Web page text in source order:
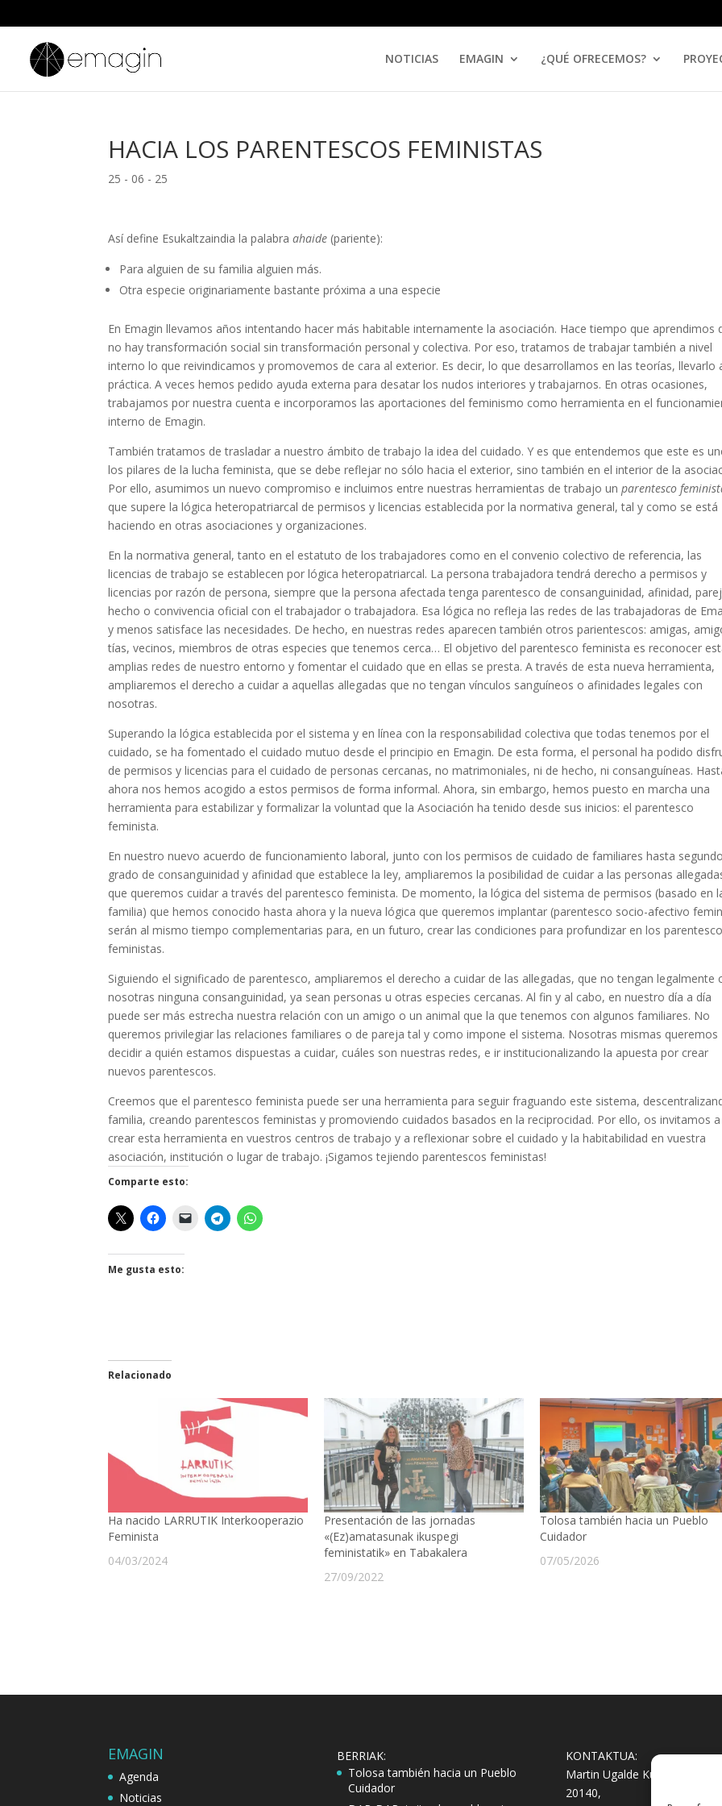
NOTICIAS EMAGIN ¿QUÉ OFRECEMOS?
HACIA LOS PARENTESCOS FEMINISTAS
25 - 06 - 25
Así define Esukaltzaindia la palabraahaide (pariente):
Para alguien de su familia alguien más.
Otra especie originariamente bastante próxima a una especie
En Emagin llevamos años intentando hacer más habitable internamente la asociación. Hace tiempo que aprendimos
no hay transformación social sin transformación personal y colectiva. Por eso, tratamos de trabajar también a nivel
interno lo que reivindicamos y promovemos de cara al exterior. Es decir, lo que desarrollamos en las teorías, llevarlo
práctica. A veces hemos pedido ayuda externa para desatar los nudos interiores y trabajarnos. En otras ocasiones,
trabajamos por nuestra cuenta e incorporamos las aportaciones del feminismo como herramienta en el
interno de Emagin.
También tratamos de trasladar a nuestro ámbito de trabajo la idea del cuidado. Y es que entendemos que este es
los pilares de la lucha feminista, que se debe reflejar no sólo hacia el exterior, sino también en el interior de la
Por ello, asumimos un nuevo compromiso e incluimos entre nuestras herramientas de trabajo unparentesco
que supere la lógica heteropatriarcal de permisos y licencias establecida por la normativa general, tal y como se está
haciendo en otras asociaciones y organizaciones.
En la normativa general, tanto en el estatuto de los trabajadores como en el convenio colectivo de referencia, las
licencias de trabajo se establecen por lógica heteropatriarcal. La persona trabajadora tendrá derecho a permisos y
licencias por razón de persona, siempre que la persona afectada tenga parentesco de consanguinidad, afinidad,
hecho o convivencia oficial con el trabajador o trabajadora. Esa lógica no refleja las redes de las trabajadoras de
y menos satisface las necesidades. De hecho, en nuestras redes aparecen también otros parientescos: amigas,
tías, vecinos, miembros de otras especies que tenemos cerca… El objetivo del parentesco feminista es reconocer
amplias redes de nuestro entorno y fomentar el cuidado que en ellas se presta. A través de esta nueva herramienta,
ampliaremos el derecho a cuidar a aquellas allegadas que no tengan vínculos sanguíneos o afinidades legales con
nosotras.
Superando la lógica establecida por el sistema y en línea con la responsabilidad colectiva que todas tenemos por el
cuidado, se ha fomentado el cuidado mutuo desde el principio en Emagin. De esta forma, el personal ha podido
de permisos y licencias para el cuidado de personas cercanas, no matrimoniales, ni de hecho, ni consanguíneas.
ahora nos hemos acogido a estos permisos de forma informal. Ahora, sin embargo, hemos puesto en marcha una
herramienta para estabilizar y formalizar la voluntad que la Asociación ha tenido desde sus inicios: el parentesco
feminista.
En nuestro nuevo acuerdo de funcionamiento laboral, junto con los permisos de cuidado de familiares hasta segundo
grado de consanguinidad y afinidad que establece la ley, ampliaremos la posibilidad de cuidar a las personas
que queremos cuidar a través del parentesco feminista. De momento, la lógica del sistema de permisos (basado en
familia) que hemos conocido hasta ahora y la nueva lógica que queremos implantar (parentesco socio-afectivo
serán al mismo tiempo complementarias para, en un futuro, crear las condiciones para profundizar en los
feministas.
Siguiendo el significado de parentesco, ampliaremos el derecho a cuidar de las allegadas, que no tengan legalmente
nosotras ninguna consanguinidad, ya sean personas u otras especies cercanas. Al fin y al cabo, en nuestro día a día
puede ser más estrecha nuestra relación con un amigo o un animal que la que tenemos con algunos familiares. No
queremos privilegiar las relaciones familiares o de pareja tal y como impone el sistema. Nosotras mismas queremos
decidir a quién estamos dispuestas a cuidar, cuáles son nuestras redes, e ir institucionalizando la apuesta por crear
nuevos parentescos.
Creemos que el parentesco feminista puede ser una herramienta para seguir fraguando este sistema,
familia, creando parentescos feministas y promoviendo cuidados basados en la reciprocidad. Por ello, os invitamos a
crear esta herramienta en vuestros centros de trabajo y a reflexionar sobre el cuidado y la habitabilidad en vuestra
asociación, institución o lugar de trabajo. ¡Sigamos tejiendo parentescos feministas!
Comparte esto:
Me gusta esto:
Relacionado
Ha nacido LARRUTIK Interkooperazio
Feminista
04/03/2024
Presentación de las jornadas
«(Ez)amatasunak ikuspegi
feministatik» en Tabakalera
27/09/2022
Tolosa también hacia un Pueblo
Cuidador
07/05/2026
EMAGIN
Agenda
Noticias
BERRIAK:
Tolosa también hacia un Pueblo
Cuidador
KONTAKTUA:
Martin Ugalde Kultur Parkea
20140,